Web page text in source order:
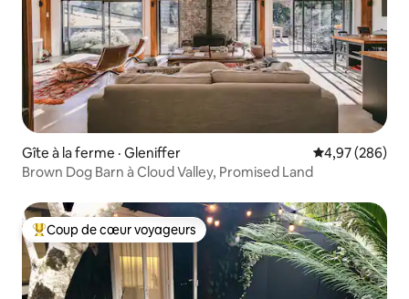
Gîte à la ferme · Gleniffer Note
4,97 (286)
Brown Dog Barn à Cloud Valley, Promised Land
Coup de cœur voyageurs parmi les plus aimés
Coup de cœur voyageurs